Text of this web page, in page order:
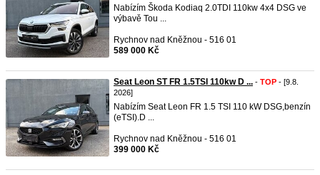
Nabízím Škoda Kodiaq 2.0TDI 110kw 4x4 DSG ve
výbavě Tou ...
Rychnov nad Kněžnou - 516 01
589 000 Kč
Seat Leon ST FR 1.5TSI 110kw D ... - TOP - [9.8.
2026]
Nabízím Seat Leon FR 1.5 TSI 110 kW DSG,benzín
(eTSI).D ...
Rychnov nad Kněžnou - 516 01
399 000 Kč